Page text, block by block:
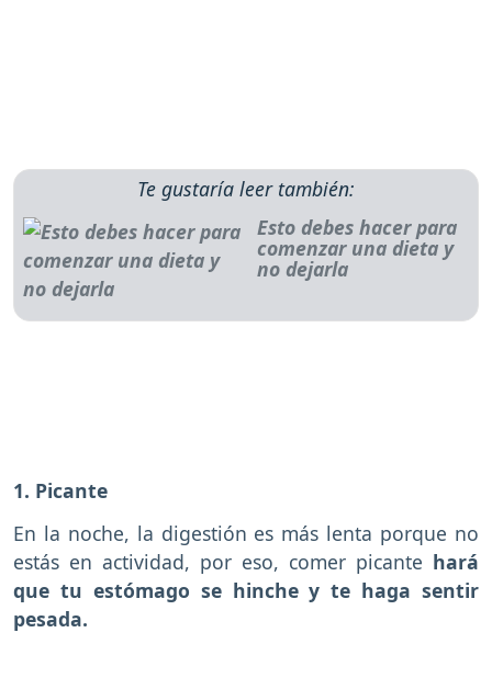
Te gustaría leer también:
Esto debes hacer para
comenzar una dieta y
no dejarla
1. Picante
En la noche, la digestión es más lenta porque no
estás en actividad, por eso, comer picante hará
que tu estómago se hinche y te haga sentir
pesada.